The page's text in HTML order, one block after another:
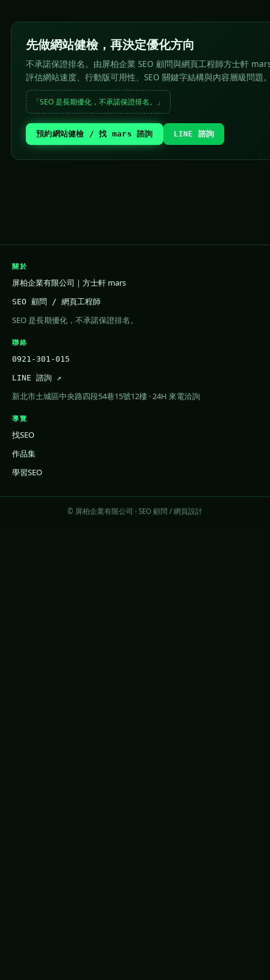
先做網站健檢，再決定優化方向
不承諾保證排名。由屏柏企業 SEO 顧問與網頁工程師方士軒
評估網站速度、行動版可用性、SEO 關鍵字結構與內容層級問題
「SEO 是長期優化，不承諾保證排名。」
預約網站健檢 / 找 mars 諮詢 LINE 諮詢
關於
屏柏企業有限公司｜方士軒 mars
SEO 顧問 / 網頁工程師
SEO 是長期優化，不承諾保證排名。
聯絡
0921-301-015
LINE 諮詢 ↗
新北市土城區中央路四段54巷15號12樓 · 24H 來電洽詢
導覽
找SEO
作品集
學習SEO
© 屏柏企業有限公司 · SEO 顧問 / 網頁設計